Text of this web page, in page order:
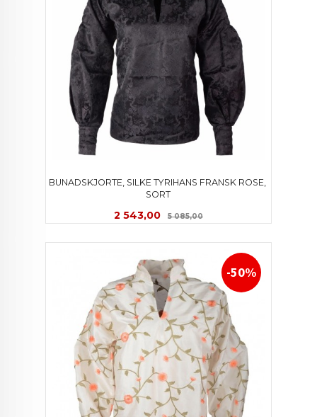
BUNADSKJORTE, SILKE TYRIHANS FRANSK ROSE,
SORT
Tilbud
2 543,00 5 085,00Rabatt
-50%